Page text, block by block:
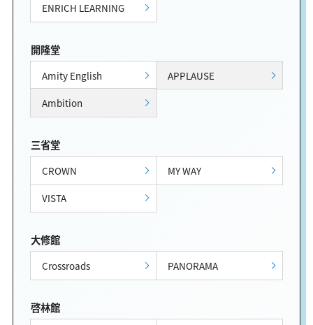
ENRICH LEARNING
開隆堂
Amity English
APPLAUSE
Ambition
三省堂
CROWN
MY WAY
VISTA
大修館
Crossroads PANORAMA
啓林館